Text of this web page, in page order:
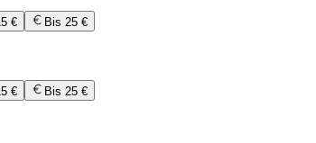
€ Bis 25 €
€
Bis 25 €